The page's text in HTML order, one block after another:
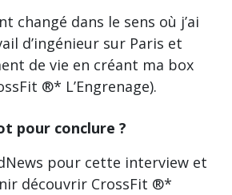
changé dans le sens où j’ai
d’ingénieur sur Paris et
de vie en créant ma box
®* L’Engrenage).
pour conclure ?
pour cette interview et
découvrir CrossFit ®*